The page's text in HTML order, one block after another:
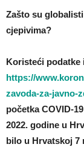
Zašto su
cjepivima?
Koristeći podatke
https://
zavoda-za-javno-
početka COVID-
2022. godine u
bilo u Hrvatskoj 7